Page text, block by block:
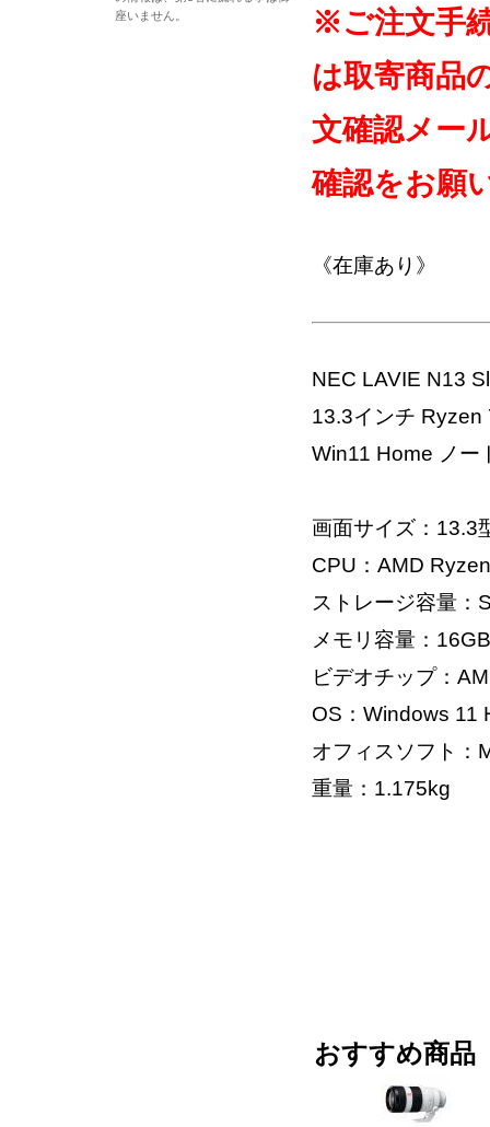
※ご注文手
は取寄商品
文確認メー
確認をお願
《在庫あり》
NEC LAVIE N13
13.3インチ
Win11 Home ノー
画面サイズ：13.3
CPU：AMD
ストレージ容量：
メモリ容量：16GB
ビデオチップ：
OS：Windows 11
オフィスソフト：
重量：1.175kg
おすすめ商品
座いません。